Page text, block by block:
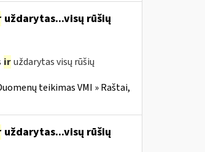
uždarytas...visų rūšių
ir uždarytas visų rūšių
teikimas VMI » Raštai,
uždarytas...visų rūšių